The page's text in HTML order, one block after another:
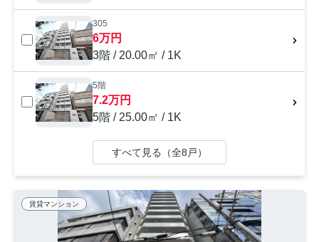
305
6万円
3階 / 20.00㎡ / 1K
5階
7.2万円
5階 / 25.00㎡ / 1K
すべて見る（全8戸）
賃貸マンション